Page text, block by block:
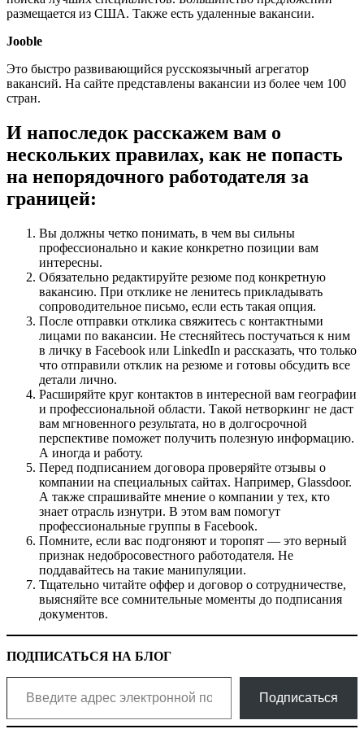
размещается из США. Также есть удаленные вакансии.
Jooble
Это быстро развивающийся русскоязычный агрегатор
вакансий. На сайте представлены вакансии из более чем 100
стран.
И напоследок расскажем вам о
нескольких правилах, как не попасть
на непорядочного работодателя за
границей:
Вы должны четко понимать, в чем вы сильны
профессионально и какие конкретно позиции вам
интересны.
Обязательно редактируйте резюме под конкретную
вакансию. При отклике не ленитесь прикладывать
сопроводительное письмо, если есть такая опция.
После отправки отклика свяжитесь с контактными
лицами по вакансии. Не стесняйтесь постучаться к ним
в личку в Facebook или LinkedIn и рассказать, что только
что отправили отклик на резюме и готовы обсудить все
детали лично.
Расширяйте круг контактов в интересной вам географии
и профессиональной области. Такой нетворкинг не даст
вам мгновенного результата, но в долгосрочной
перспективе поможет получить полезную информацию.
А иногда и работу.
Перед подписанием договора проверяйте отзывы о
компании на специальных сайтах. Например, Glassdoor.
А также спрашивайте мнение о компании у тех, кто
знает отрасль изнутри. В этом вам помогут
профессиональные группы в Facebook.
Помните, если вас подгоняют и торопят — это верный
признак недобросовестного работодателя. Не
поддавайтесь на такие манипуляции.
Тщательно читайте оффер и договор о сотрудничестве,
выясняйте все сомнительные моменты до подписания
документов.
ПОДПИСАТЬСЯ НА БЛОГ
Введите адрес электронной почты…
Подписаться